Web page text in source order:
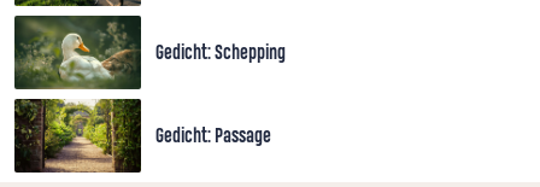
Gedicht: Schepping
Gedicht: Passage